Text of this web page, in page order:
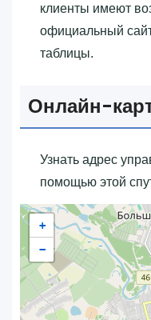
клиенты имеют
официальный
таблицы.
Онлайн-
Узнать адрес
помощью этой
+
−